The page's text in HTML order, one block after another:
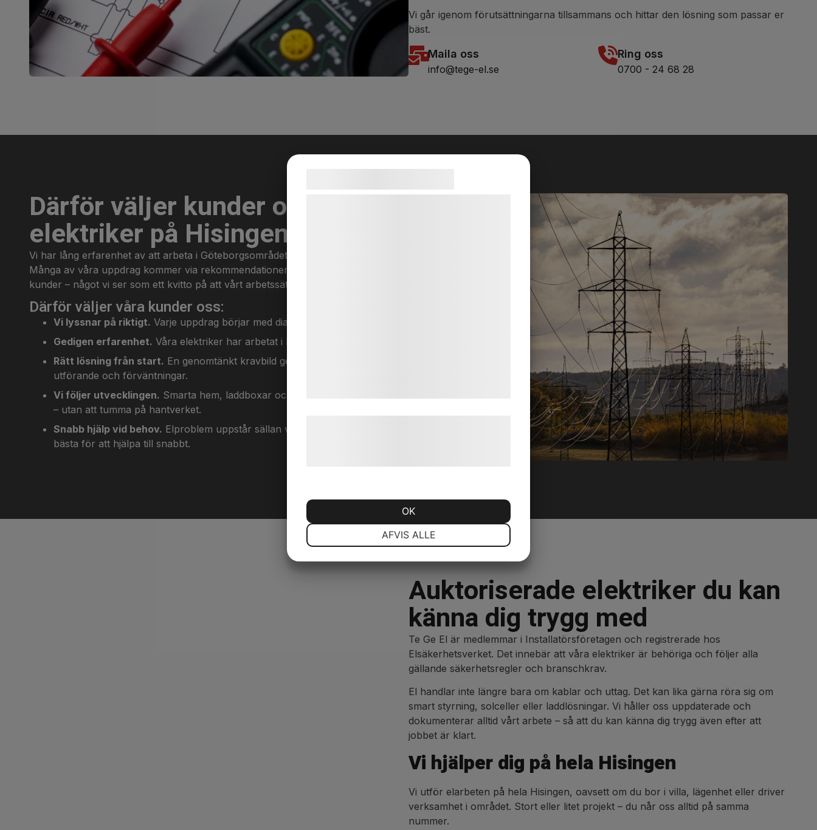
Vi går igenom förutsättningarna tillsammans och hittar den lösning som passar er
bäst.
Maila oss
info@tege-el.se
Ring oss
0700 - 24 68 28
Därför väljer kunder oss som
elektriker på Hisingen
Vi har lång erfarenhet av att arbeta i Göteborgsområdet, inklusive Hisingen.
Många av våra uppdrag kommer via rekommendationer och återkommande
kunder – något vi ser som ett kvitto på att vårt arbetssätt fungerar.
Därför väljer våra kunder oss:
Vi lyssnar på riktigt. Varje uppdrag börjar med dialog, inte antaganden.
Gedigen erfarenhet. Våra elektriker har arbetat i branschen sedan 80-talet.
Rätt lösning från start. En genomtänkt kravbild ger rätt resultat – både i
utförande och förväntningar.
Vi följer utvecklingen. Smarta hem, laddboxar och energieffektiva lösningar
– utan att tumma på hantverket.
Snabb hjälp vid behov. Elproblem uppstår sällan vid rätt tillfälle. Vi gör vårt
bästa för att hjälpa till snabbt.
Auktoriserade elektriker du kan
känna dig trygg med
Te Ge El är medlemmar i Installatörsföretagen och registrerade hos
Elsäkerhetsverket. Det innebär att våra elektriker är behöriga och följer alla
gällande säkerhetsregler och branschkrav.
El handlar inte längre bara om kablar och uttag. Det kan lika gärna röra sig om
smart styrning, solceller eller laddlösningar. Vi håller oss uppdaterade och
dokumenterar alltid vårt arbete – så att du kan känna dig trygg även efter att
jobbet är klart.
Vi hjälper dig på hela Hisingen
Vi utför elarbeten på hela Hisingen, oavsett om du bor i villa, lägenhet eller driver
verksamhet i området. Stort eller litet projekt – du når oss alltid på samma
nummer.
AFVIS ALLE
OK